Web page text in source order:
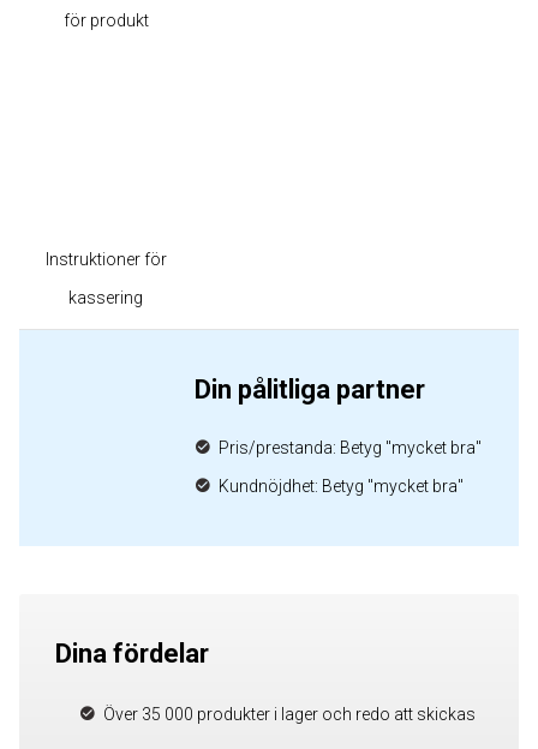
för produkt
Instruktioner för
kassering
Din pålitliga partner
Pris/prestanda: Betyg "mycket bra"
Kundnöjdhet: Betyg "mycket bra"
Dina fördelar
Över 35 000 produkter i lager och redo att skickas